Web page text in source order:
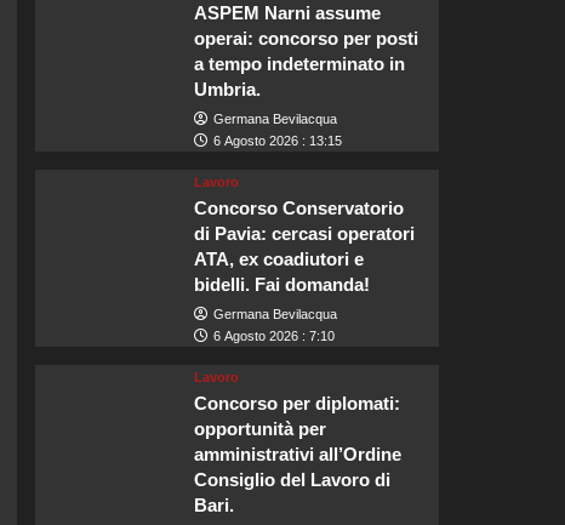
ASPEM Narni assume
operai: concorso per posti
a tempo indeterminato in
Umbria.
Germana Bevilacqua
6 Agosto 2026 : 13:15
Lavoro
Concorso Conservatorio
di Pavia: cercasi operatori
ATA, ex coadiutori e
bidelli. Fai domanda!
Germana Bevilacqua
6 Agosto 2026 : 7:10
Lavoro
Concorso per diplomati:
opportunità per
amministrativi all’Ordine
Consiglio del Lavoro di
Bari.